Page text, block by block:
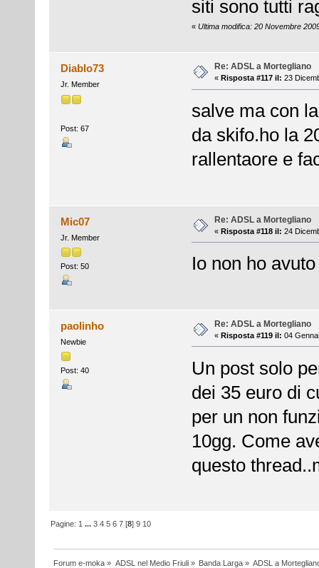
siti sono tutti
« Ultima modifica: 20 Novembre
Diablo73
Jr. Member
Post: 67
Re: ADSL a Mortegliano
« Risposta #117 il: 23
salve ma con
da skifo.ho la
rallentaore e
Mic07
Jr. Member
Post: 50
Re: ADSL a Mortegliano
« Risposta #118 il: 24
Io non ho
paolinho
Newbie
Post: 40
Re: ADSL a Mortegliano
« Risposta #119 il: 04
Un post solo
dei 35 euro di
per un non
10gg. Come
questo
Pagine: 1 ...3 4 5 6 7 [8]9 10
Forum e-moka » ADSL nel Medio Friuli» Banda Larga» ADSL a